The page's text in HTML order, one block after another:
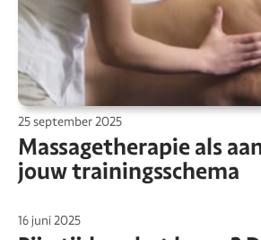
25 september 2025
Massagetherapie als
jouw trainingsschema
16 juni 2025